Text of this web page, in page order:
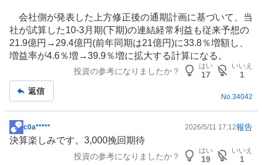
会社側が発表した上方修正後の通期計画に基づいて、当
社が試算した10-3月期(下期)の連結経常利益も従来予想の
21.9億円→29.4億円(前年同期は21億円)に33.8％増額し、
増益率が4.6％増→39.9％増に拡大する計算になる。
投資の参考になりましたか？
はい
17
いいえ
1
返信
No.34042
掲
示
c0a***** 2026/5/11 17:12報告
決算楽しみです。3,000挽回期待
投資の参考になりましたか？
はい
19
いいえ
1